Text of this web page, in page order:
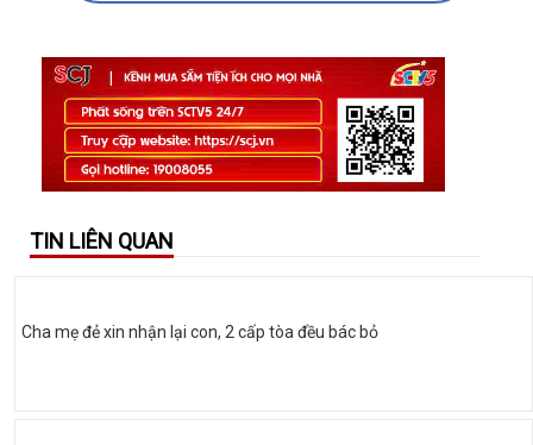
TIN LIÊN QUAN
Cha mẹ đẻ xin nhận lại con, 2 cấp tòa đều bác bỏ